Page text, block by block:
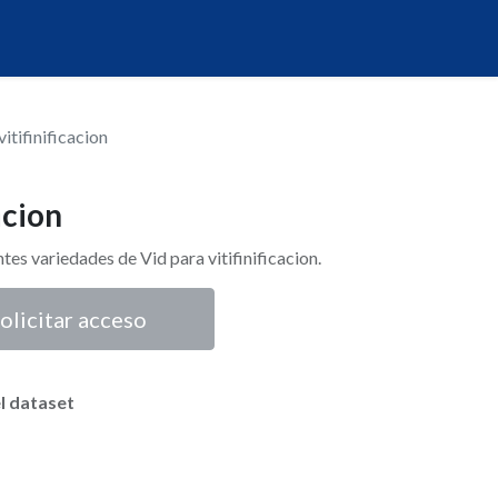
variedades de Vid para vitifinificacion.
acceso
dataset